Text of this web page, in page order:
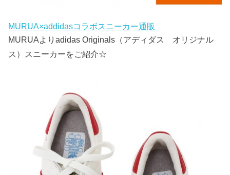
MURUA×addidasコラボスニーカー通販
MURUAよりadidas Originals（アディダス オリジナル
ス）スニーカーをご紹介☆